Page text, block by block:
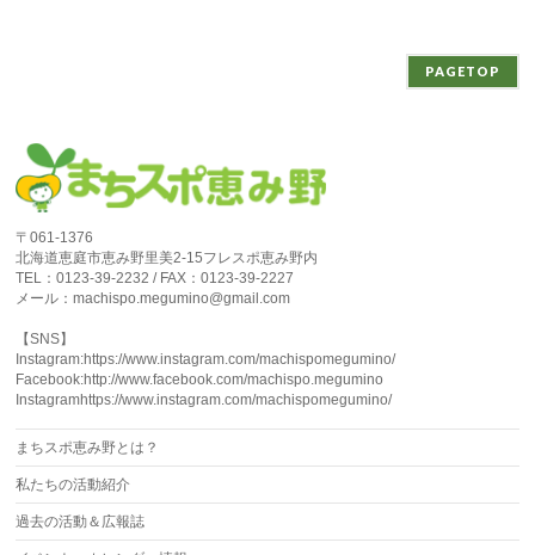
PAGETOP
〒061-1376
北海道恵庭市恵み野里美2-15フレスポ恵み野内
TEL：0123-39-2232 / FAX：0123-39-2227
メール：machispo.megumino@gmail.com
【SNS】
Instagram:https://www.instagram.com/machispomegumino/
Facebook:http://www.facebook.com/machispo.megumino
Instagramhttps://www.instagram.com/machispomegumino/
まちスポ恵み野とは？
私たちの活動紹介
過去の活動＆広報誌